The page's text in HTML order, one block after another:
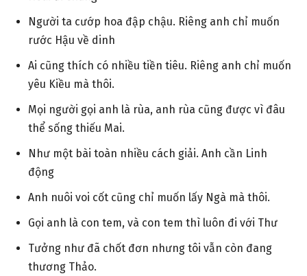
Người ta cướp hoa đập chậu. Riêng anh chỉ muốn
rước Hậu về dinh
Ai cũng thích có nhiều tiền tiêu. Riêng anh chỉ muốn
yêu Kiều mà thôi.
Mọi người gọi anh là rùa, anh rùa cũng được vì đâu
thể sống thiếu Mai.
Như một bài toàn nhiều cách giải. Anh cần Linh
động
Anh nuôi voi cốt cũng chỉ muốn lấy Ngà mà thôi.
Gọi anh là con tem, và con tem thì luôn đi với Thư
Tưởng như đã chốt đơn nhưng tôi vẫn còn đang
thương Thảo.